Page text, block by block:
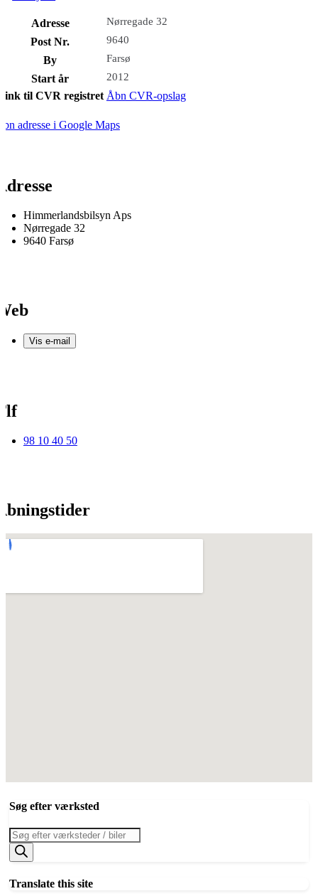
Adresse Nørregade 32
Post Nr. 9640
By Farsø
Start år 2012
til CVR registret Åbn CVR-opslag
adresse i Google Maps
Himmerlandsbilsyn Aps
Nørregade 32
9640 Farsø
Vis e-mail
98 10 40 50
Søg efter værksted
Products
search
Translate this site